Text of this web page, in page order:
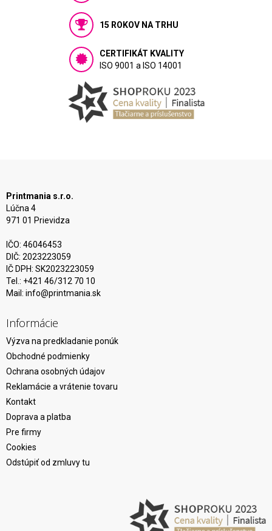
15 ROKOV NA TRHU
CERTIFIKÁT KVALITY
ISO 9001 a ISO 14001
Printmania s.r.o.
Lúčna 4
971 01 Prievidza
IČO: 46046453
DIČ: 2023223059
IČ DPH: SK2023223059
Tel.: +421 46/312 70 10
Mail: info@printmania.sk
Informácie
Výzva na predkladanie ponúk
Obchodné podmienky
Ochrana osobných údajov
Reklamácie a vrátenie tovaru
Kontakt
Doprava a platba
Pre firmy
Cookies
Odstúpiť od zmluvy tu